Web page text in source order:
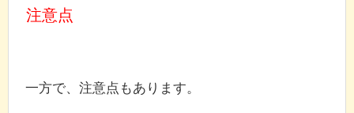
注意点
一方で、注意点もあります。